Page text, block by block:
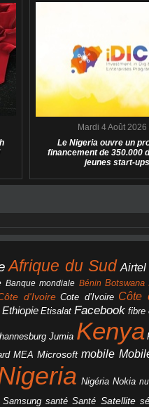
Mardi 4 Août 2026
Le Nigeria ouvre un
financement de 350.000
jeunes start-
Afrique du Sud Airtel
Banque mondiale Bénin Botswana
d'Ivoire Cote d’Ivoire Côte
Ethiopie Etisalat Facebook fibre
Jumia Kenya
MEA Microsoft mobile
Nigéria Nokia
Samsung santé Santé Satellite